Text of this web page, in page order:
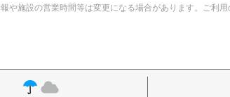
や施設の営業時間等は変更になる場合があります。ご利